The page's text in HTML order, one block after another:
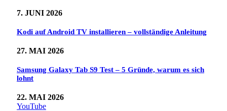
7. JUNI 2026
Kodi auf Android TV installieren – vollständige Anleitung
27. MAI 2026
Samsung Galaxy Tab S9 Test – 5 Gründe, warum es sich
lohnt
22. MAI 2026
YouTube